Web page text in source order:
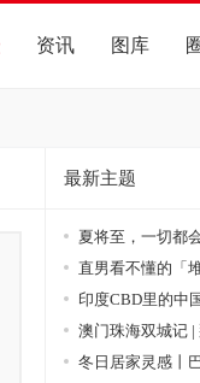
资讯 图库
最新主题
夏将至，一切都
直男看不懂的「
印度CBD里的中
澳门珠海双城记 |
冬日居家灵感丨